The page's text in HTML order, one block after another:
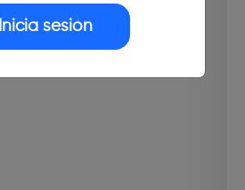
Inicia sesión